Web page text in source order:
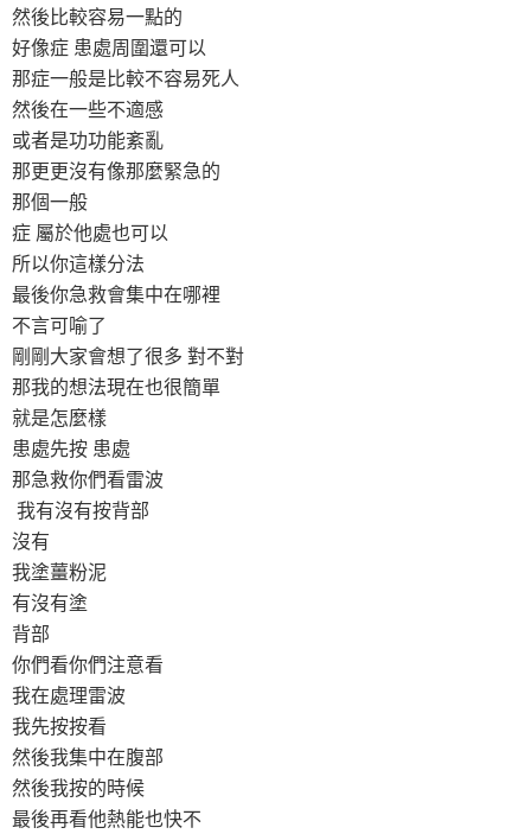
然後比較容易一點的
好像症 患處周圍還可以
那症一般是比較不容易死人
然後在一些不適感
或者是功功能紊亂
那更更沒有像那麼緊急的
那個一般
症 屬於他處也可以
所以你這樣分法
最後你急救會集中在哪裡
不言可喻了
剛剛大家會想了很多 對不對
那我的想法現在也很簡單
就是怎麼樣
患處先按 患處
那急救你們看雷波
我有沒有按背部
沒有
我塗薑粉泥
有沒有塗
背部
你們看你們注意看
我在處理雷波
我先按按看
然後我集中在腹部
然後我按的時候
最後再看他熱能也快不